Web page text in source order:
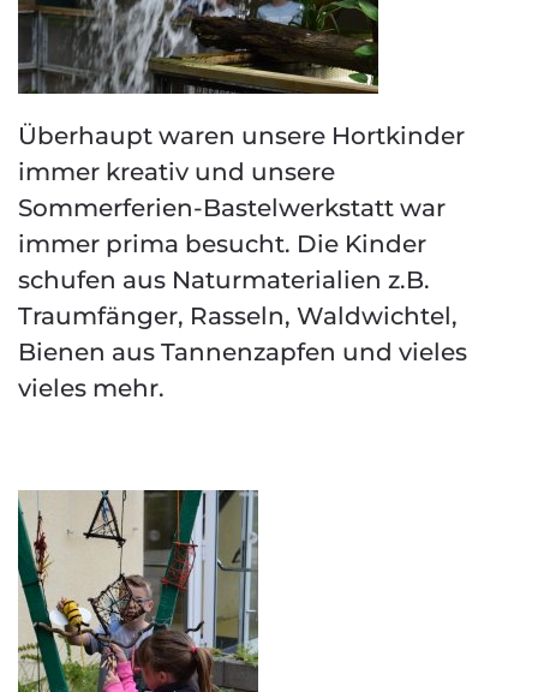
Überhaupt waren unsere Hortkinder
immer kreativ und unsere
Sommerferien-Bastelwerkstatt war
immer prima besucht. Die Kinder
schufen aus Naturmaterialien z.B.
Traumfänger, Rasseln, Waldwichtel,
Bienen aus Tannenzapfen und vieles
vieles mehr.